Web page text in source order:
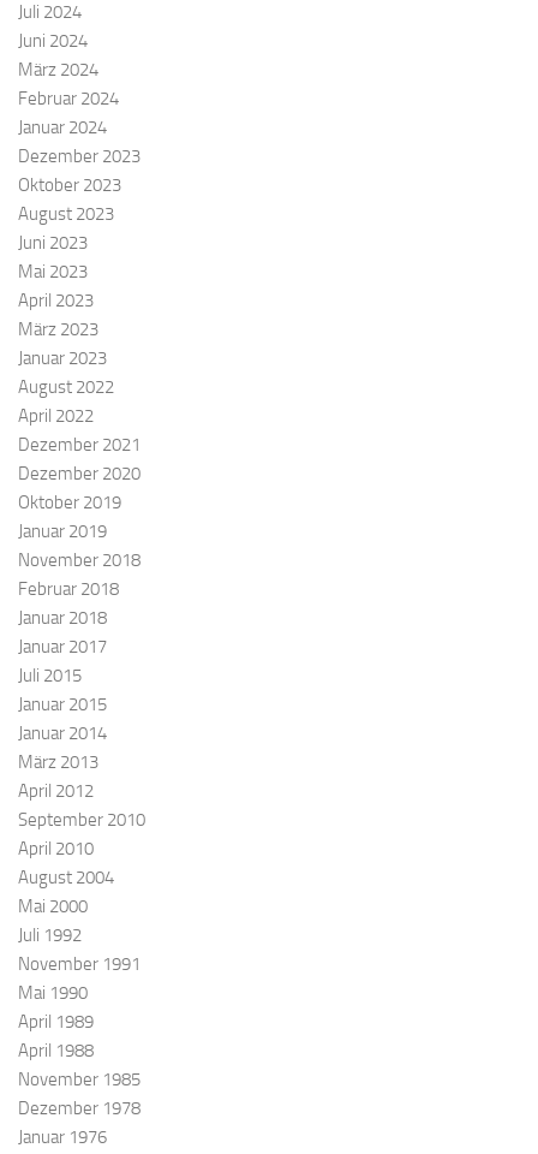
Juli 2024
Juni 2024
März 2024
Februar 2024
Januar 2024
Dezember 2023
Oktober 2023
August 2023
Juni 2023
Mai 2023
April 2023
März 2023
Januar 2023
August 2022
April 2022
Dezember 2021
Dezember 2020
Oktober 2019
Januar 2019
November 2018
Februar 2018
Januar 2018
Januar 2017
Juli 2015
Januar 2015
Januar 2014
März 2013
April 2012
September 2010
April 2010
August 2004
Mai 2000
Juli 1992
November 1991
Mai 1990
April 1989
April 1988
November 1985
Dezember 1978
Januar 1976